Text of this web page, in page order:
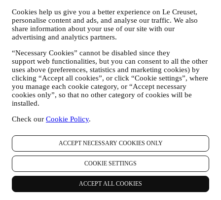
Cookies help us give you a better experience on Le Creuset,
personalise content and ads, and analyse our traffic. We also
share information about your use of our site with our
advertising and analytics partners.
“Necessary Cookies” cannot be disabled since they
support web functionalities, but you can consent to all the other
uses above (preferences, statistics and marketing cookies) by
clicking “Accept all cookies”, or click “Cookie settings”, where
you manage each cookie category, or “Accept necessary
cookies only”, so that no other category of cookies will be
installed.
Check our Cookie Policy.
ACCEPT NECESSARY COOKIES ONLY
COOKIE SETTINGS
ACCEPT ALL COOKIES
seleção. Desativar: você pode parar de receber nossas
atualizações a qualquer momento, gratuitamente, clicando no
botão de cancelamento de inscrição no final de qualquer
newsletter. Se preferir, pode fazê-lo entrando em contato
RE-TARGETING / AJUSTAR AS NOSSAS OFERTAS E
MELHORAR A EXPERIÊNCIA AO CLIENTE.
Gostaríamos de usar os seus dados para personalizar nossos
serviços e ofertas de acordo com suas necessidades e
preferências para fornecer uma experiência personalizada ao
cliente Le Creuset. Faremos isso analisando os seus hábitos
visualizados, sua interação connosco nas redes sociais, quais
ofertas que lê, etc. Fazemos isso principalmente por meio de
cookies e tecnologias similares (incluindo pixels de
rastreamento em e-mail) também em combinação com os seus
dados e preferências recolhidas assim que subscrever as
nossas comunicações de marketing personalizadas. Usaremos
essas informações para gerir nossa publicidade em outros
sites, conceder acesso a conteúdo específico, adaptar o